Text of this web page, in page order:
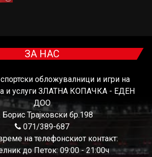
ЗА НАС
обложувалници и игри на
и услуги ЗЛАТНА КОПАЧКА - ЕДЕН
ДОО
Борис Трајковски бр.198
071/389-687
на телефонскиот контакт:
до Петок: 09:00 - 21:00ч